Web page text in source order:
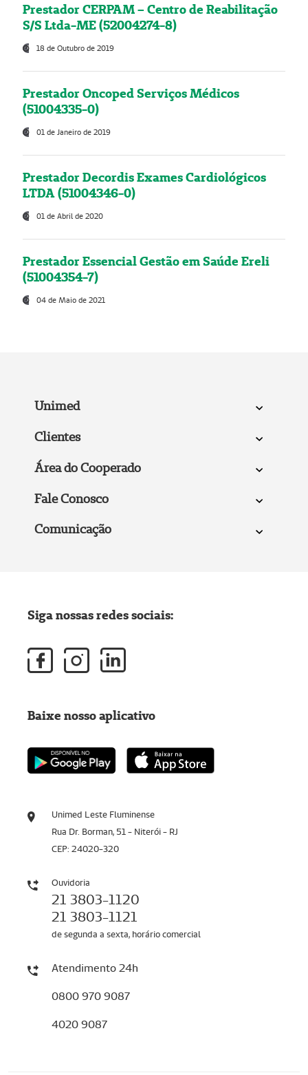
Prestador CERPAM – Centro de Reabilitação
S/S Ltda-ME (52004274-8)
18 de Outubro de 2019
Prestador Oncoped Serviços Médicos
(51004335-0)
01 de Janeiro de 2019
Prestador Decordis Exames Cardiológicos
LTDA (51004346-0)
01 de Abril de 2020
Prestador Essencial Gestão em Saúde Ereli
(51004354-7)
04 de Maio de 2021
Unimed
Clientes
Área do Cooperado
Fale Conosco
Comunicação
Unimed Leste Fluminense
Rua Dr. Borman, 51 - Niterói - RJ
CEP: 24020-320
Ouvidoria
21 3803-1120
21 3803-1121
de segunda a sexta, horário comercial
Atendimento 24h
0800 970 9087
4020 9087
Siga nossas redes sociais:
Baixe nosso aplicativo